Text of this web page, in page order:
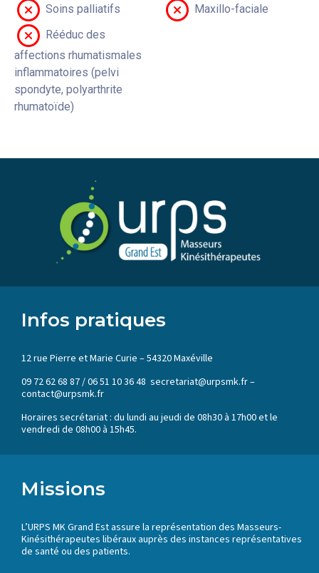
Soins palliatifs
Maxillo-faciale
Rééduc des
affections rhumatismales
inflammatoires (pelvi
spondyte, polyarthrite
rhumatoïde)
Infos pratiques
12 rue Pierre et Marie Curie – 54320 Maxéville
09 72 62 68 87 / 06 51 10 36 48 secretariat@urpsmk.fr –
contact@urpsmk.fr
Horaires secrétariat : du lundi au jeudi de 08h30 à 17h00 et le
vendredi de 08h00 à 15h45.
Missions
L’URPS MK Grand Est assure la représentation des Masseurs-
Kinésithérapeutes libéraux auprès des instances représentatives
de santé ou des patients.